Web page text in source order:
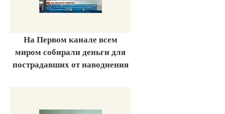
На Первом канале всем
миром собирали деньги для
пострадавших от наводнения